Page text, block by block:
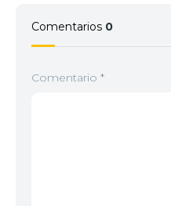
Comentarios 0
Comentario *